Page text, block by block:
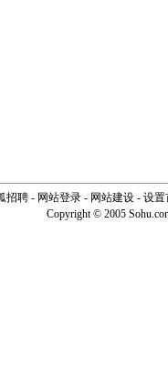
招聘 - 网站登录 - 网站建设 - 设置
Copyright © 2005